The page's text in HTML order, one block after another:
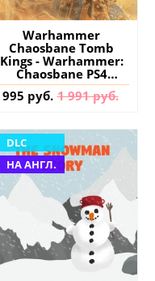
Warhammer
Chaosbane Tomb
Kings - Warhammer:
Chaosbane PS4
(Турция) купить
дополнение на
995 руб. 1 991 руб.
DLC
НА АНГЛ.